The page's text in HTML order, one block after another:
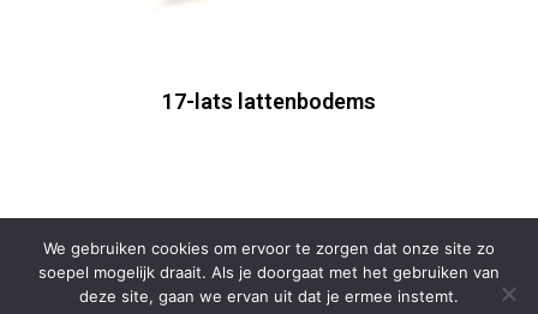
17-lats lattenbodems
We gebruiken cookies om ervoor te zorgen dat onze site zo
soepel mogelijk draait. Als je doorgaat met het gebruiken van
deze site, gaan we ervan uit dat je ermee instemt.